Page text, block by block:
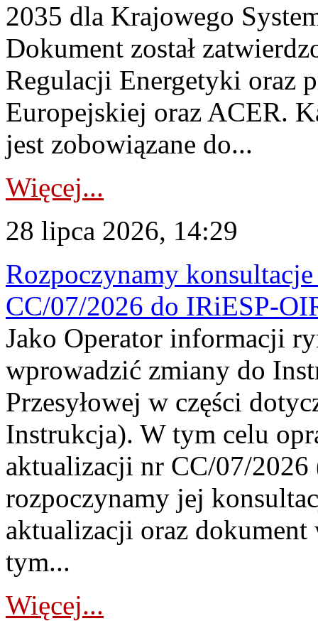
2035 dla Krajowego
Dokument został
Regulacji Energetyki oraz
Europejskiej oraz ACER.
jest zobowiązane do...
Więcej...
28 lipca 2026, 14:29
Rozpoczynamy
CC/07/2026 do IRiESP-
Jako Operator informacji
wprowadzić zmiany do
Przesyłowej w części
Instrukcja). W tym celu
aktualizacji nr CC/07/
rozpoczynamy jej
aktualizacji oraz
tym...
Więcej...